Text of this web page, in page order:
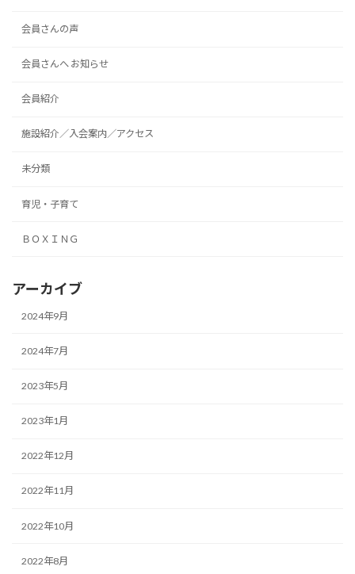
会員さんの声
会員さんへ お知らせ
会員紹介
施設紹介／入会案内／アクセス
未分類
育児・子育て
ＢＯＸＩＮＧ
アーカイブ
2024年9月
2024年7月
2023年5月
2023年1月
2022年12月
2022年11月
2022年10月
2022年8月